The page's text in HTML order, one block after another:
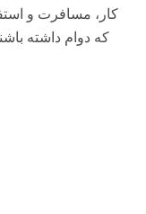
کار، مسافرت و
که دوام داشته